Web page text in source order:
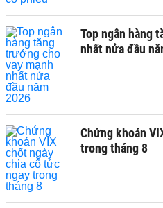
Top ngân hàng
nhất nửa đầu
Chứng khoán
trong tháng 8